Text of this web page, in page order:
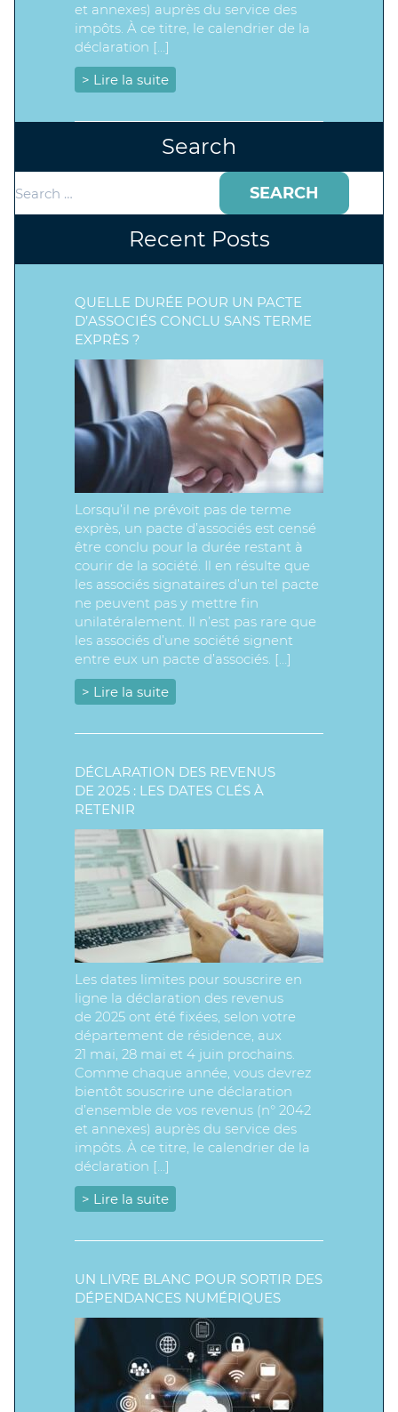
et annexes) auprès du service des
impôts. À ce titre, le calendrier de la
déclaration […]
> Lire la suite
Search
for:
Recent Posts
QUELLE DURÉE POUR UN PACTE
D’ASSOCIÉS CONCLU SANS TERME
EXPRÈS ?
Lorsqu’il ne prévoit pas de terme
exprès, un pacte d’associés est censé
être conclu pour la durée restant à
courir de la société. Il en résulte que
les associés signataires d’un tel pacte
ne peuvent pas y mettre fin
unilatéralement. Il n’est pas rare que
les associés d’une société signent
entre eux un pacte d’associés. […]
> Lire la suite
DÉCLARATION DES REVENUS
DE 2025 : LES DATES CLÉS À
RETENIR
Les dates limites pour souscrire en
ligne la déclaration des revenus
de 2025 ont été fixées, selon votre
département de résidence, aux
21 mai, 28 mai et 4 juin prochains.
Comme chaque année, vous devrez
bientôt souscrire une déclaration
d’ensemble de vos revenus (n° 2042
et annexes) auprès du service des
impôts. À ce titre, le calendrier de la
déclaration […]
> Lire la suite
UN LIVRE BLANC POUR SORTIR DES
DÉPENDANCES NUMÉRIQUES